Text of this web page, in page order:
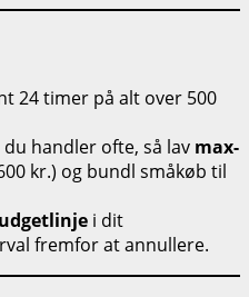
24 timer på alt over 500
du handler ofte, så lav max-
kr.) og bundl småkøb til
i dit
fremfor at annullere.